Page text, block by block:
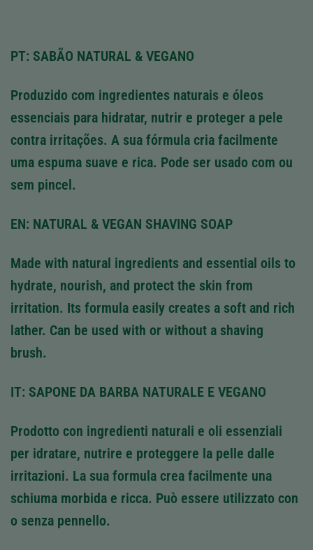
PT: SABÃO NATURAL & VEGANO
Produzido com ingredientes naturais e óleos
essenciais para hidratar, nutrir e proteger a pele
contra irritações. A sua fórmula cria facilmente
uma espuma suave e rica. Pode ser usado com ou
sem pincel.
EN: NATURAL & VEGAN SHAVING SOAP
Made with natural ingredients and essential oils to
hydrate, nourish, and protect the skin from
irritation. Its formula easily creates a soft and rich
lather. Can be used with or without a shaving
brush.
IT: SAPONE DA BARBA NATURALE E VEGANO
Prodotto con ingredienti naturali e oli essenziali
per idratare, nutrire e proteggere la pelle dalle
irritazioni. La sua formula crea facilmente una
schiuma morbida e ricca. Può essere utilizzato con
o senza pennello.